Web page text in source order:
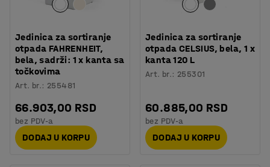
Jedinica za sortiranje
otpada FAHRENHEIT,
bela, sadrži: 1 x kanta sa
točkovima
Art. br.: 255481
66.903,00 RSD
bez PDV-a
DODAJ U KORPU
Jedinica za sortiranje
otpada CELSIUS, bela, 1 x
kanta 120 L
Art. br.: 255301
60.885,00 RSD
bez PDV-a
DODAJ U KORPU